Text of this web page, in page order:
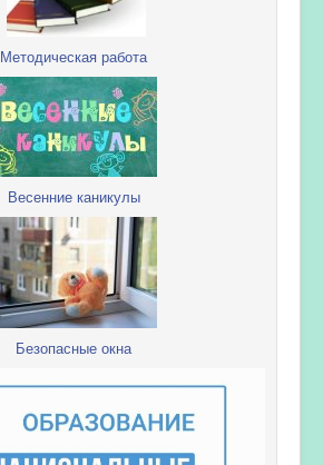
Методическая работа
Весенние каникулы
Безопасные окна